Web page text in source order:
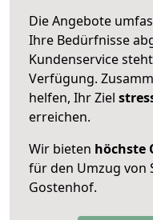
Die Angebote
Ihre Bedürfnisse
Kundenservice
Verfügung.
helfen, Ihr Ziel
erreichen.
Wir bieten höchste
für den Umzug von
Gostenhof.